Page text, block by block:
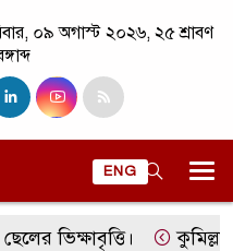
০৯ অগাস্ট ২০২৬, ২৫ শ্রাবণ
ENG
কুমিল্লার